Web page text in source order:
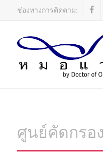
ช่องทางการติดตาม:
ศูนย์คัดกรอ